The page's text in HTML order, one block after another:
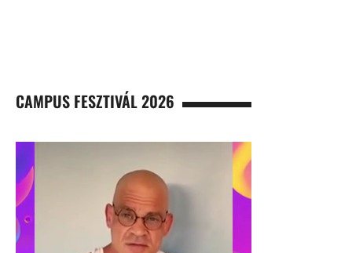
CAMPUS FESZTIVÁL 2026